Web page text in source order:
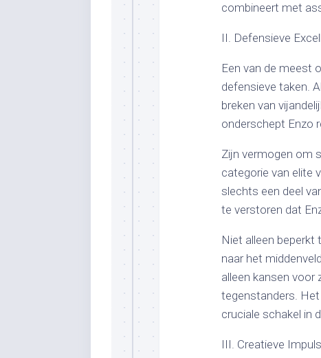
combineert met
II. Defensieve
Een van de meest
defensieve taken.
breken van
onderschept Enzo
Zijn vermogen om
categorie van elite
slechts een deel
te verstoren dat
Niet alleen beperkt
naar het
alleen kansen voor
tegenstanders. Het
cruciale schakel in
III. Creatieve